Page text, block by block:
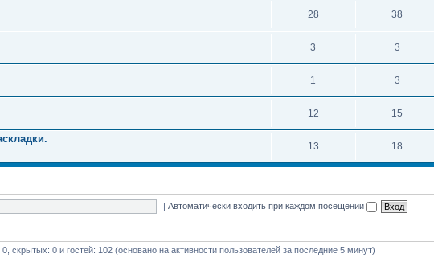
28 38
3 3
1 3
12 15
13 18
|Автоматически входить при каждом посещении
0, скрытых: 0 и гостей: 102 (основано на активности пользователей за последние 5 минут)